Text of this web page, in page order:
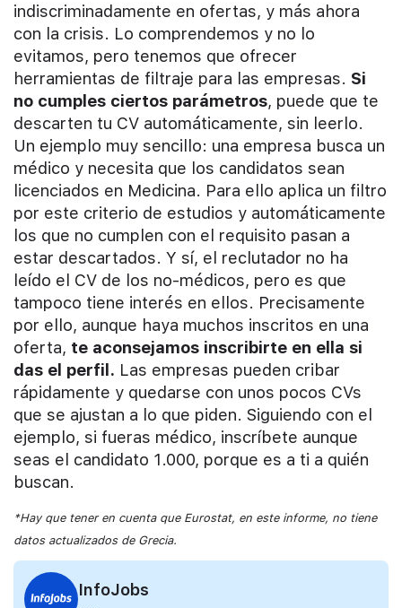
indiscriminadamente en ofertas, y más ahora
con la crisis. Lo comprendemos y no lo
evitamos, pero tenemos que ofrecer
herramientas de filtraje para las empresas. Si
no cumples ciertos parámetros, puede que te
descarten tu CV automáticamente, sin leerlo.
Un ejemplo muy sencillo: una empresa busca un
médico y necesita que los candidatos sean
licenciados en Medicina. Para ello aplica un filtro
por este criterio de estudios y automáticamente
los que no cumplen con el requisito pasan a
estar descartados. Y sí, el reclutador no ha
leído el CV de los no-médicos, pero es que
tampoco tiene interés en ellos. Precisamente
por ello, aunque haya muchos inscritos en una
oferta, te aconsejamos inscribirte en ella si
das el perfil. Las empresas pueden cribar
rápidamente y quedarse con unos pocos CVs
que se ajustan a lo que piden. Siguiendo con el
ejemplo, si fueras médico, inscríbete aunque
seas el candidato 1.000, porque es a ti a quién
buscan.
*Hay que tener en cuenta que Eurostat, en este informe, no tiene
datos actualizados de Grecia.
InfoJobs